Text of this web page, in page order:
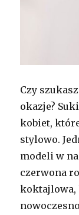
Czy
okazje?
kobiet,
stylowo.
modeli w
czerwona
koktajlowa,